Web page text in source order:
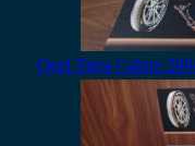
Opel Tigra Cabrio